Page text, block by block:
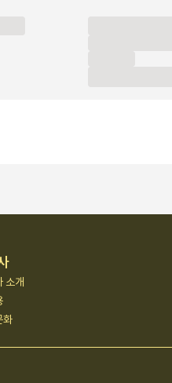
소개
화